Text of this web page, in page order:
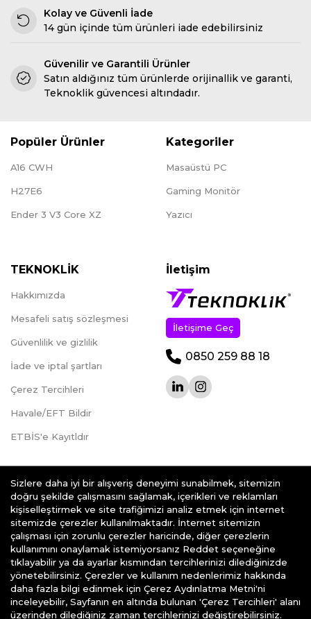
Kolay ve Güvenli İade
14 gün içinde tüm ürünleri iade edebilirsiniz
Güvenilir ve Garantili Ürünler
Satın aldığınız tüm ürünlerde orijinallik ve garanti,
Teknoklik güvencesi altındadır.
Popüler Ürünler
A16 CWH
H27E6
Ender 3 V3 Core XZ
Kategoriler
Masaüstü PC
Gaming Monitör
Yazıcı
TEKNOKLİK
Hakkımızda
Mesafeli satış sözleşmesi
Güvenlilik ve gizlilik
İade ve iptal şartları
Çerez Tercihleri
Havale/EFT Bildir
ETBİS'e Kayıtldır
İletişim
İletişime Geç
0850 259 88 18
teknoklik.com © 2026 - Her Hakkı Saklıdır.
e-ticaret alt yapısı ile hazırlanmıştır
Sizlere daha iyi bir alışveriş deneyimi sunabilmek, sitemizin
doğru şekilde çalışmasını sağlamak, içerikleri ve reklamları
kişiselleştirmek ve site trafiğimizi analiz etmek için internet
sitemizde çerezler kullanılmaktadır. İnternet sitemizin
çalışması için zorunlu çerezler haricinde, diğer çerezlerin
kullanımını onaylamak istemiyorsanız Reddet seçeneğine
tıklayabilir ya da ayarlar kısmından tercihlerinizi dilediğinizde
yönetebilirsiniz. Çerezler ve kullanım nedenlerimiz hakkında
daha fazla bilgi edinmek için Çerez Aydınlatma Metni'ni
inceleyebilir, Sayfanın en altında bulunan 'Çerez Tercihleri' alanı
üzerinden dilediğiniz zaman tercihlerinizi değiştirebilirsiniz.